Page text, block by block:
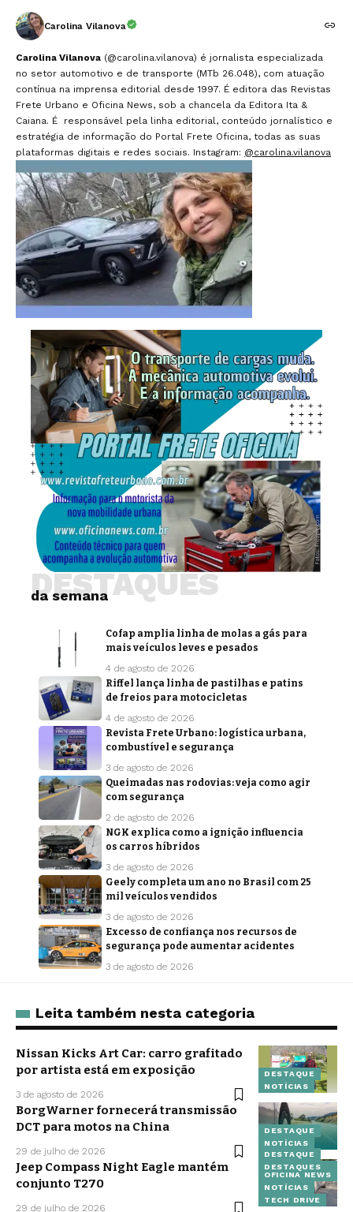
Carolina Vilanova
Carolina Vilanova (@carolina.vilanova) é jornalista especializada
no setor automotivo e de transporte (MTb 26.048), com atuação
contínua na imprensa editorial desde 1997. É editora das Revistas
Frete Urbano e Oficina News, sob a chancela da Editora Ita &
Caiana. É responsável pela linha editorial, conteúdo jornalístico e
estratégia de informação do Portal Frete Oficina, todas as suas
plataformas digitais e redes sociais. Instagram: @carolina.vilanova
da semana
DESTAQUES
Cofap amplia linha de molas a gás para
mais veículos leves e pesados
4 de agosto de 2026
Riffel lança linha de pastilhas e patins
de freios para motocicletas
4 de agosto de 2026
Revista Frete Urbano: logística urbana,
combustível e segurança
3 de agosto de 2026
Queimadas nas rodovias: veja como agir
com segurança
2 de agosto de 2026
NGK explica como a ignição influencia
os carros híbridos
3 de agosto de 2026
Geely completa um ano no Brasil com 25
mil veículos vendidos
3 de agosto de 2026
Excesso de confiança nos recursos de
segurança pode aumentar acidentes
3 de agosto de 2026
Leita também nesta categoria
DESTAQUE
NOTÍCIAS
Nissan Kicks Art Car: carro grafitado
por artista está em exposição
3 de agosto de 2026
DESTAQUE
NOTÍCIAS
BorgWarner fornecerá transmissão
DCT para motos na China
29 de julho de 2026
DESTAQUE
DESTAQUES
OFICINA NEWS
NOTÍCIAS
TECH DRIVE
Jeep Compass Night Eagle mantém
conjunto T270
29 de julho de 2026